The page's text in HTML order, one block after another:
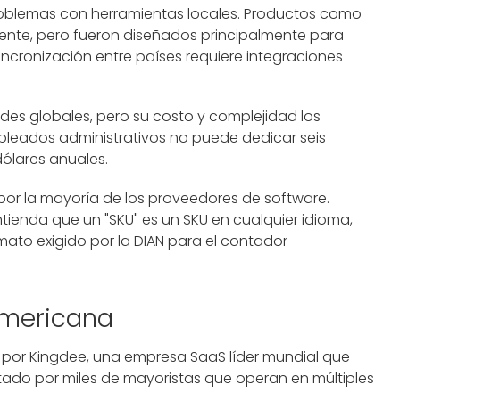
con herramientas locales. Productos como
pero fueron diseñados principalmente para
entre países requiere integraciones
globales, pero su costo y complejidad los
administrativos no puede dedicar seis
anuales.
la mayoría de los proveedores de software.
que un "SKU" es un SKU en cualquier idioma,
exigido por la DIAN para el contador
Kingdee, una empresa SaaS líder mundial que
por miles de mayoristas que operan en múltiples